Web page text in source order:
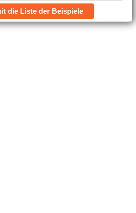
die Liste der Beispiele